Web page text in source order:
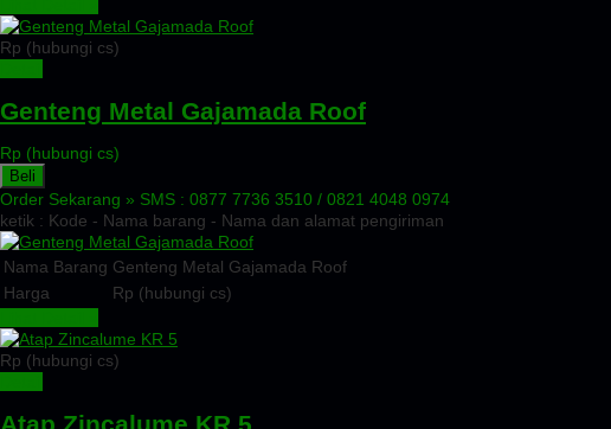
Rp (hubungi cs)
Genteng Metal Gajamada Roof
Rp (hubungi cs)
Beli
Order Sekarang » SMS : 0877 7736 3510 / 0821 4048 0974
ketik : Kode - Nama barang - Nama dan alamat pengiriman
Nama Barang Genteng Metal Gajamada Roof
Harga
Rp (hubungi cs)
Rp (hubungi cs)
Atap Zincalume KR 5